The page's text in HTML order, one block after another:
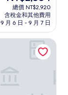
價
格
為
NT$2,504
總價 NT$2,920
含稅金和其他費用
9 月 6 日 - 9 月 7 日